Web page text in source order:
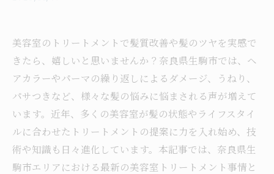
美容室のトリートメントで髪質改善や髪のツヤを実感で
きたら、嬉しいと思いませんか？奈良県生駒市では、ヘ
アカラーやパーマの繰り返しによるダメージ、うねり、
パサつきなど、様々な髪の悩みに悩まされる声が増えて
います。近年、多くの美容室が髪の状態やライフスタイ
ルに合わせたトリートメントの提案に力を入れ始め、技
術や知識も日々進化しています。本記事では、奈良県生
駒市エリアにおける最新の美容室トリートメント事情と